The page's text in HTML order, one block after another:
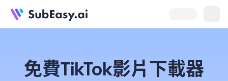
免費TikTok影片下載器